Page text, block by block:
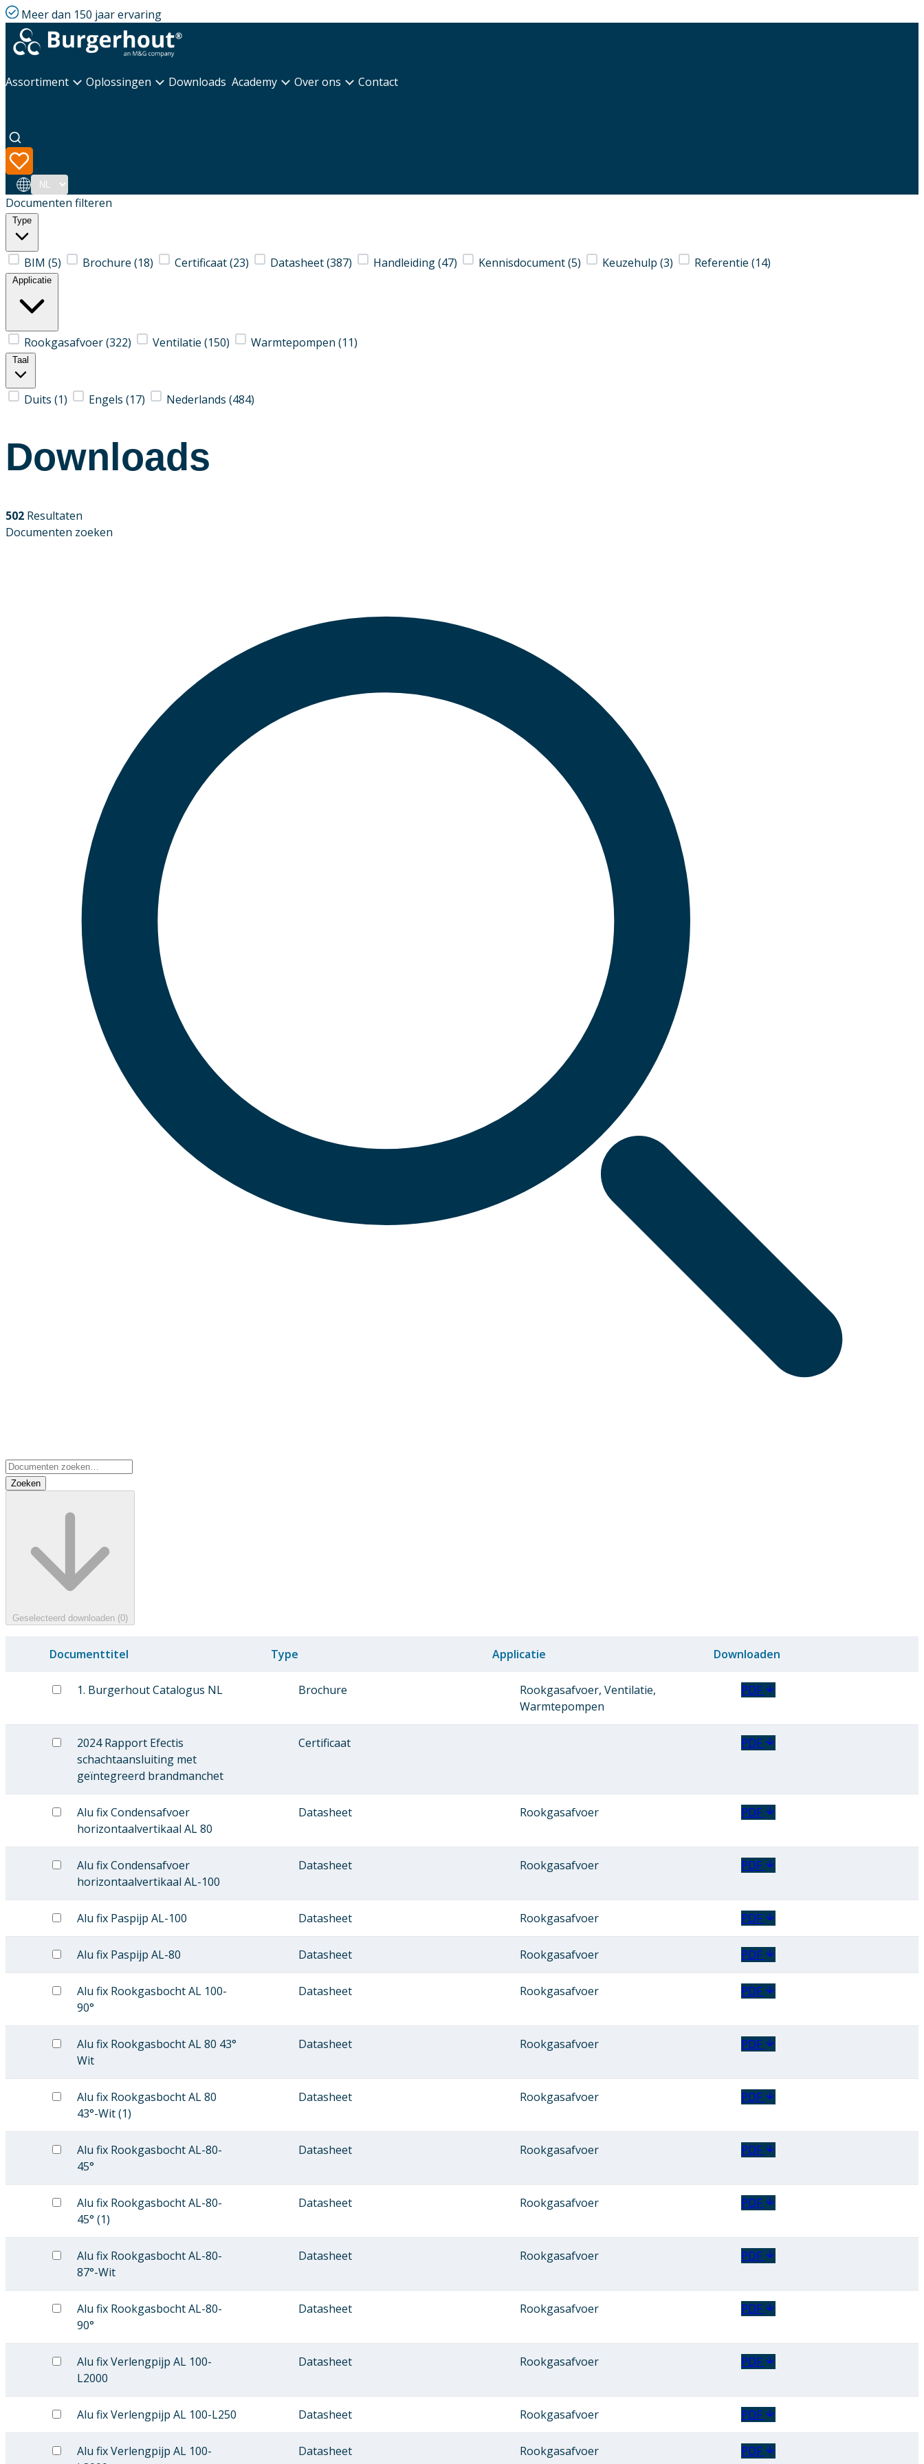
Meer dan 150 jaar ervaring
Assortiment Oplossingen Downloads Academy Over ons Contact
Taal
Documenten filteren
Type
BIM (5) Brochure (18) Certificaat(23) Datasheet(387) Handleiding(47) Kennisdocument(5) Keuzehulp (3) Referentie (14)
Applicatie
Rookgasafvoer(322) Ventilatie (150) Warmtepompen (11)
Taal
Duits (1) Engels (17) Nederlands (484)
Downloads
502 Resultaten
Documenten zoeken
Zoeken
Geselecteerd downloaden (0)
Documenttitel Type Applicatie Downloaden
1. Burgerhout Catalogus NL Brochure
Rookgasafvoer, Ventilatie,
Warmtepompen
PDF
2024 Rapport Efectis
schachtaansluiting met
geïntegreerd brandmanchet
Certificaat PDF
Alu fix Condensafvoer
horizontaalvertikaal AL 80
Datasheet Rookgasafvoer PDF
Alu fix Condensafvoer
horizontaalvertikaal AL-100
Datasheet Rookgasafvoer PDF
Alu fix Paspijp AL-100 Datasheet Rookgasafvoer PDF
Alu fix Paspijp AL-80 Datasheet Rookgasafvoer PDF
Alu fix Rookgasbocht AL 100-
90°
Datasheet Rookgasafvoer PDF
Alu fix Rookgasbocht AL 80 43°
Wit
Datasheet Rookgasafvoer PDF
Alu fix Rookgasbocht AL 80
43°-Wit (1)
Datasheet Rookgasafvoer PDF
Alu fix Rookgasbocht AL-80-
45°
Datasheet Rookgasafvoer PDF
Alu fix Rookgasbocht AL-80-
45° (1)
Datasheet Rookgasafvoer PDF
Alu fix Rookgasbocht AL-80-
87°-Wit
Datasheet Rookgasafvoer PDF
Alu fix Rookgasbocht AL-80-
90°
Datasheet Rookgasafvoer PDF
Alu fix Verlengpijp AL 100-
L2000
Datasheet Rookgasafvoer PDF
Alu fix Verlengpijp AL 100-L250 Datasheet Rookgasafvoer PDF
Alu fix Verlengpijp AL 100-
Datasheet Rookgasafvoer PDF